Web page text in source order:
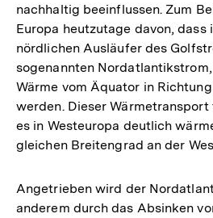
nachhaltig beeinflussen. Zum
Europa heutzutage davon, dass
nördlichen Ausläufer des
sogenannten
Wärme vom Äquator in
werden. Dieser
es in Westeuropa deutlich
gleichen Breitengrad an der
Angetrieben wird der
anderem durch das Absinken